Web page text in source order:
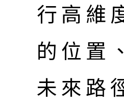
行高維
的位置
未來路